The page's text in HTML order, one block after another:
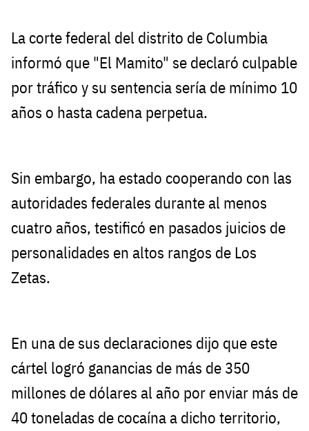
La corte federal del distrito de Columbia
informó que "El Mamito" se declaró culpable
por tráfico y su sentencia sería de mínimo 10
años o hasta cadena perpetua.
Sin embargo, ha estado cooperando con las
autoridades federales durante al menos
cuatro años, testificó en pasados juicios de
personalidades en altos rangos de Los
Zetas.
En una de sus declaraciones dijo que este
cártel logró ganancias de más de 350
millones de dólares al año por enviar más de
40 toneladas de cocaína a dicho territorio,